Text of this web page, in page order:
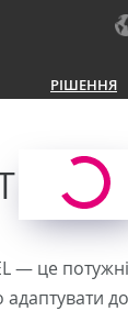
РІШЕННЯ
— це